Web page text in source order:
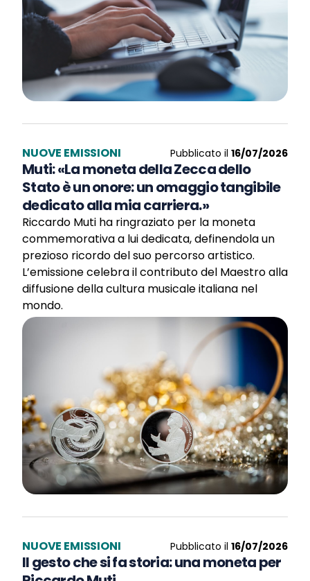
NUOVE EMISSIONI Pubblicato il 16/07/2026
Muti: «La moneta della Zecca dello
Stato è un onore: un omaggio tangibile
dedicato alla mia carriera.»
Riccardo Muti ha ringraziato per la moneta
commemorativa a lui dedicata, definendola un
prezioso ricordo del suo percorso artistico.
L’emissione celebra il contributo del Maestro alla
diffusione della cultura musicale italiana nel
mondo.
NUOVE EMISSIONI Pubblicato il 16/07/2026
Il gesto che si fa storia: una moneta per